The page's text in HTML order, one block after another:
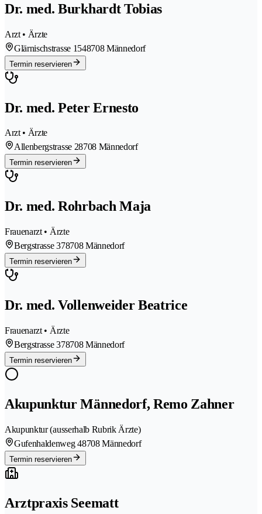
Dr. med. Burkhardt Tobias
Arzt • Ärzte
Glärnischstrasse 1548708 Männedorf
Termin reservieren
Dr. med. Peter Ernesto
Arzt • Ärzte
Allenbergstrasse 28708 Männedorf
Termin reservieren
Dr. med. Rohrbach Maja
Frauenarzt • Ärzte
Bergstrasse 378708 Männedorf
Termin reservieren
Dr. med. Vollenweider Beatrice
Frauenarzt • Ärzte
Bergstrasse 378708 Männedorf
Termin reservieren
Akupunktur Männedorf, Remo Zahner
Akupunktur (ausserhalb Rubrik Ärzte)
Gufenhaldenweg 48708 Männedorf
Termin reservieren
Arztpraxis Seematt